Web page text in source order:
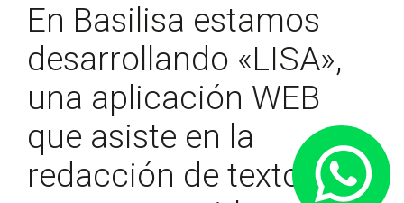
En Basilisa estamos
desarrollando «LISA»,
una aplicación WEB
que asiste en la
redacción de textos
por